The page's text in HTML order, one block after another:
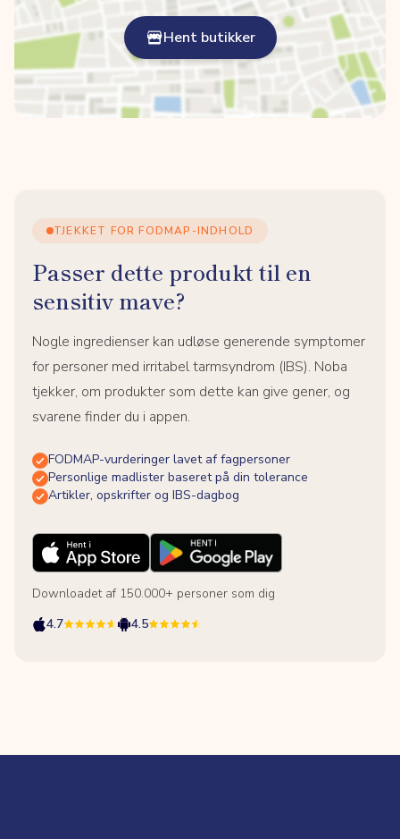
Hent butikker
TJEKKET FOR FODMAP-INDHOLD
Passer dette produkt til en
sensitiv mave?
Nogle ingredienser kan udløse generende symptomer
for personer med irritabel tarmsyndrom (IBS). Noba
tjekker, om produkter som dette kan give gener, og
svarene finder du i appen.
FODMAP-vurderinger lavet af fagpersoner
Personlige madlister baseret på din tolerance
Artikler, opskrifter og IBS-dagbog
Downloadet af 150.000+ personer som dig
4.7
4.5